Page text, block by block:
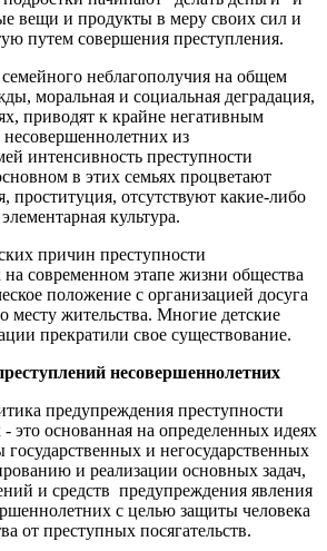
вещи и продукты в меру своих сил и
путем совершения преступления.
неблагополучия на общем
моральная и социальная деградация,
приводят к крайне негативным
из
интенсивность преступности
в этих семьях процветают
проституция, отсутствуют какие-либо
культура.
причин преступности
современном этапе жизни общества
положение с организацией досуга
месту жительства. Многие детские
прекратили свое существование.
несовершеннолетних
предупреждения преступности
это основанная на определенных идеях
государственных и негосударственных
и реализации основных задач,
и средств предупреждения явления
с целью защиты человека
от преступных посягательств.